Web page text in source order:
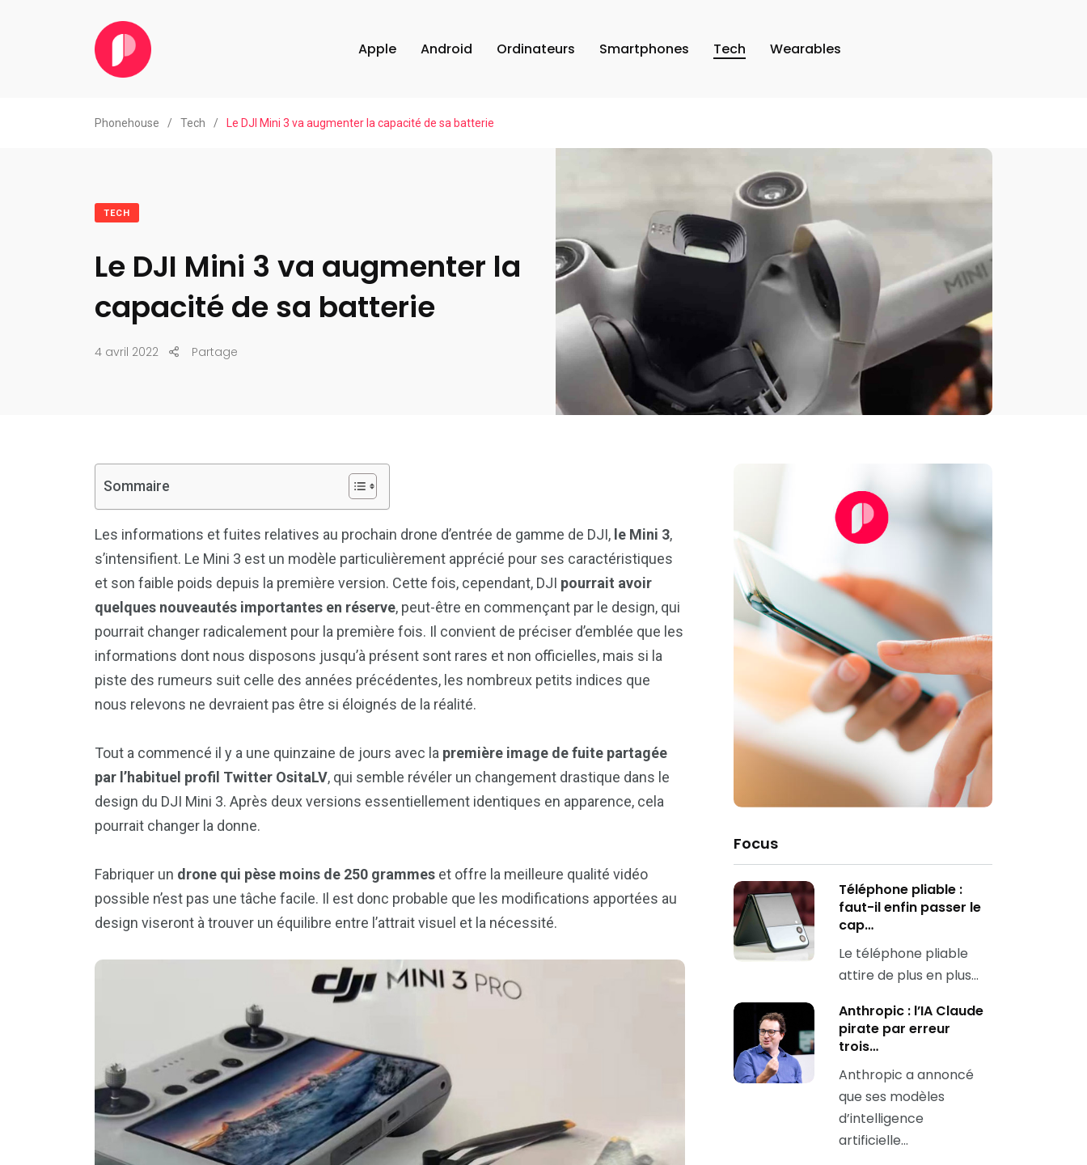
Apple Android Ordinateurs Smartphones Tech Wearables
Phonehouse / Tech / Le DJI Mini 3 va augmenter la capacité de sa batterie
TECH
Le DJI Mini 3 va augmenter la
capacité de sa batterie
4 avril 2022 Partage
Sommaire
Les informations et fuites relatives au prochain drone d’entrée de gamme de DJI, le Mini 3,
s’intensifient. Le Mini 3 est un modèle particulièrement apprécié pour ses caractéristiques
et son faible poids depuis la première version. Cette fois, cependant, DJI pourrait avoir
quelques nouveautés importantes en réserve, peut-être en commençant par le design, qui
pourrait changer radicalement pour la première fois. Il convient de préciser d’emblée que les
informations dont nous disposons jusqu’à présent sont rares et non officielles, mais si la
piste des rumeurs suit celle des années précédentes, les nombreux petits indices que
nous relevons ne devraient pas être si éloignés de la réalité.
Tout a commencé il y a une quinzaine de jours avec la première image de fuite partagée
par l’habituel profil Twitter OsitaLV, qui semble révéler un changement drastique dans le
design du DJI Mini 3. Après deux versions essentiellement identiques en apparence, cela
pourrait changer la donne.
Fabriquer un drone qui pèse moins de 250 grammes et offre la meilleure qualité vidéo
possible n’est pas une tâche facile. Il est donc probable que les modifications apportées au
design viseront à trouver un équilibre entre l’attrait visuel et la nécessité.
Focus
Téléphone pliable :
faut-il enfin passer le
cap…
Le téléphone pliable
attire de plus en plus…
Anthropic : l’IA Claude
pirate par erreur
trois…
Anthropic a annoncé
que ses modèles
d’intelligence
artificielle…